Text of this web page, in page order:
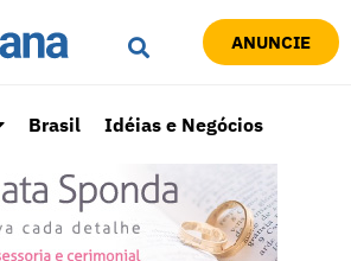
ANUNCIE
Brasil Idéias e Negócios